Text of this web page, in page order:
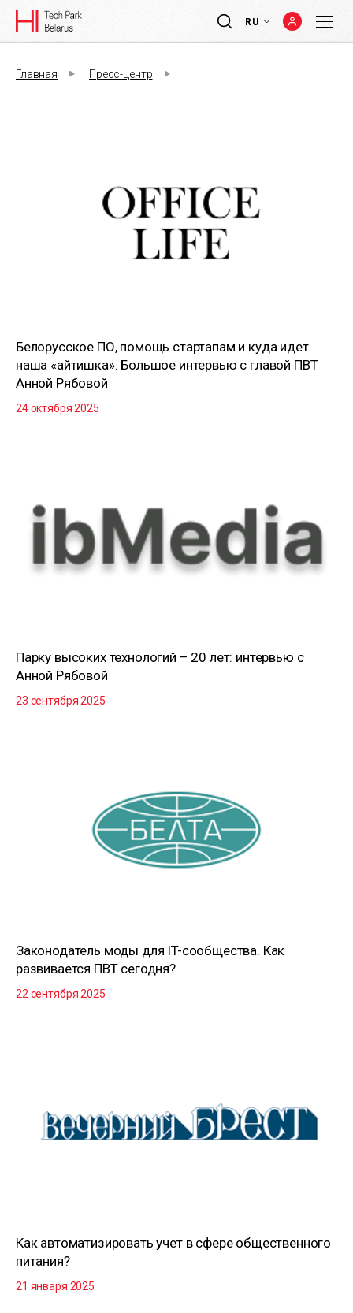
RU
Главная Пресс-центр
Белорусское ПО, помощь стартапам и куда идет
наша «айтишка». Большое интервью с главой ПВТ
Анной Рябовой
24 октября 2025
Парку высоких технологий – 20 лет: интервью с
Анной Рябовой
23 сентября 2025
Законодатель моды для IT-сообщества. Как
развивается ПВТ сегодня?
22 сентября 2025
Как автоматизировать учет в сфере общественного
питания?
21 января 2025